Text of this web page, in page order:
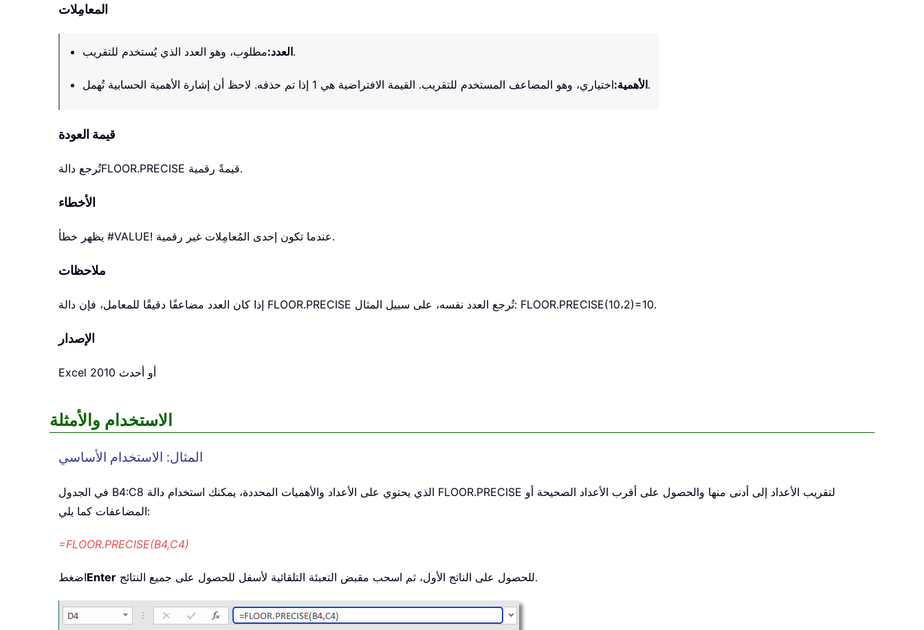
المعامِلات
العدد: مطلوب، وهو العدد الذي يُستخدم للتقريب.
الأهمية: اختياري، وهو المضاعف المستخدم للتقريب. القيمة الافتراضية هي 1 إذا تم حذفه. لاحظ أن إشارة الأهمية الحسابية تُهمل.
قيمة العودة
تُرجع دالةFLOOR.PRECISE قيمةً رقمية.
الأخطاء
يظهر خطأ #VALUE! عندما تكون إحدى المُعامِلات غير رقمية.
ملاحظات
إذا كان العدد مضاعفًا دقيقًا للمعامل، فإن دالة FLOOR.PRECISE تُرجع العدد نفسه، على سبيل المثال: FLOOR.PRECISE(10،2)=10.
الإصدار
Excel 2010 أو أحدث
الاستخدام والأمثلة
المثال: الاستخدام الأساسي
في الجدول B4:C8 الذي يحتوي على الأعداد والأهميات المحددة، يمكنك استخدام دالة FLOOR.PRECISE لتقريب الأعداد إلى أدنى منها والحصول على أقرب الأعداد الصحيحة أو
المضاعفات كما يلي:
=FLOOR.PRECISE(B4,C4)
اضغطEnter للحصول على الناتج الأول، ثم اسحب مقبض التعبئة التلقائية لأسفل للحصول على جميع النتائج.